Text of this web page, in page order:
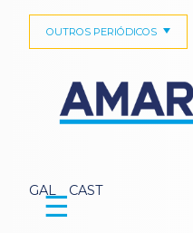
GAL CAST
OUTROS PERIÓDICOS
☰